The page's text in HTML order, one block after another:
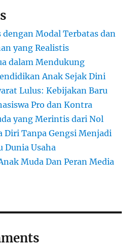
Modal Terbatas dan
yang Realistis
dalam Mendukung
Anak Sejak Dini
Lulus: Kebijakan Baru
Pro dan Kontra
yang Merintis dari Nol
Diri Tanpa Gengsi Menjadi
Dunia Usaha
Muda Dan Peran Media